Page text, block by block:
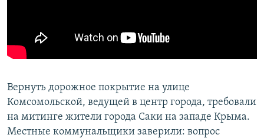
КРЫМ.НЕПОКОРЕННЫЙ
ELIFBE
Все сайты RFE/RL
Вернуть дорожное покрытие на улице
Комсомольской, ведущей в центр города, требовали
на митинге жители города Саки на западе Крыма.
Местные коммунальщики заверили: вопрос